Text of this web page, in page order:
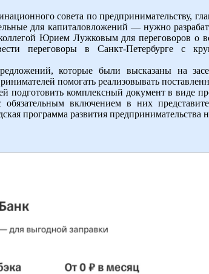
совета по предпринимательству,
для капиталовложений — нужно
Юрием Лужковым для переговоров о
переговоры в Санкт-Петербурге с
которые были высказаны на
помогать реализовывать
подготовить комплексный документ в виде
включением в них
программа развития предпринимательства